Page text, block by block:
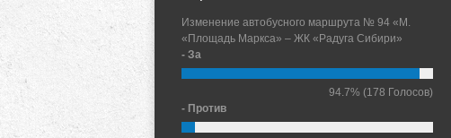
Изменение автобусного маршрута № 94 «М.
«Площадь Маркса» – ЖК «Радуга Сибири»
- За
94.7% (178 Голосов)
- Против